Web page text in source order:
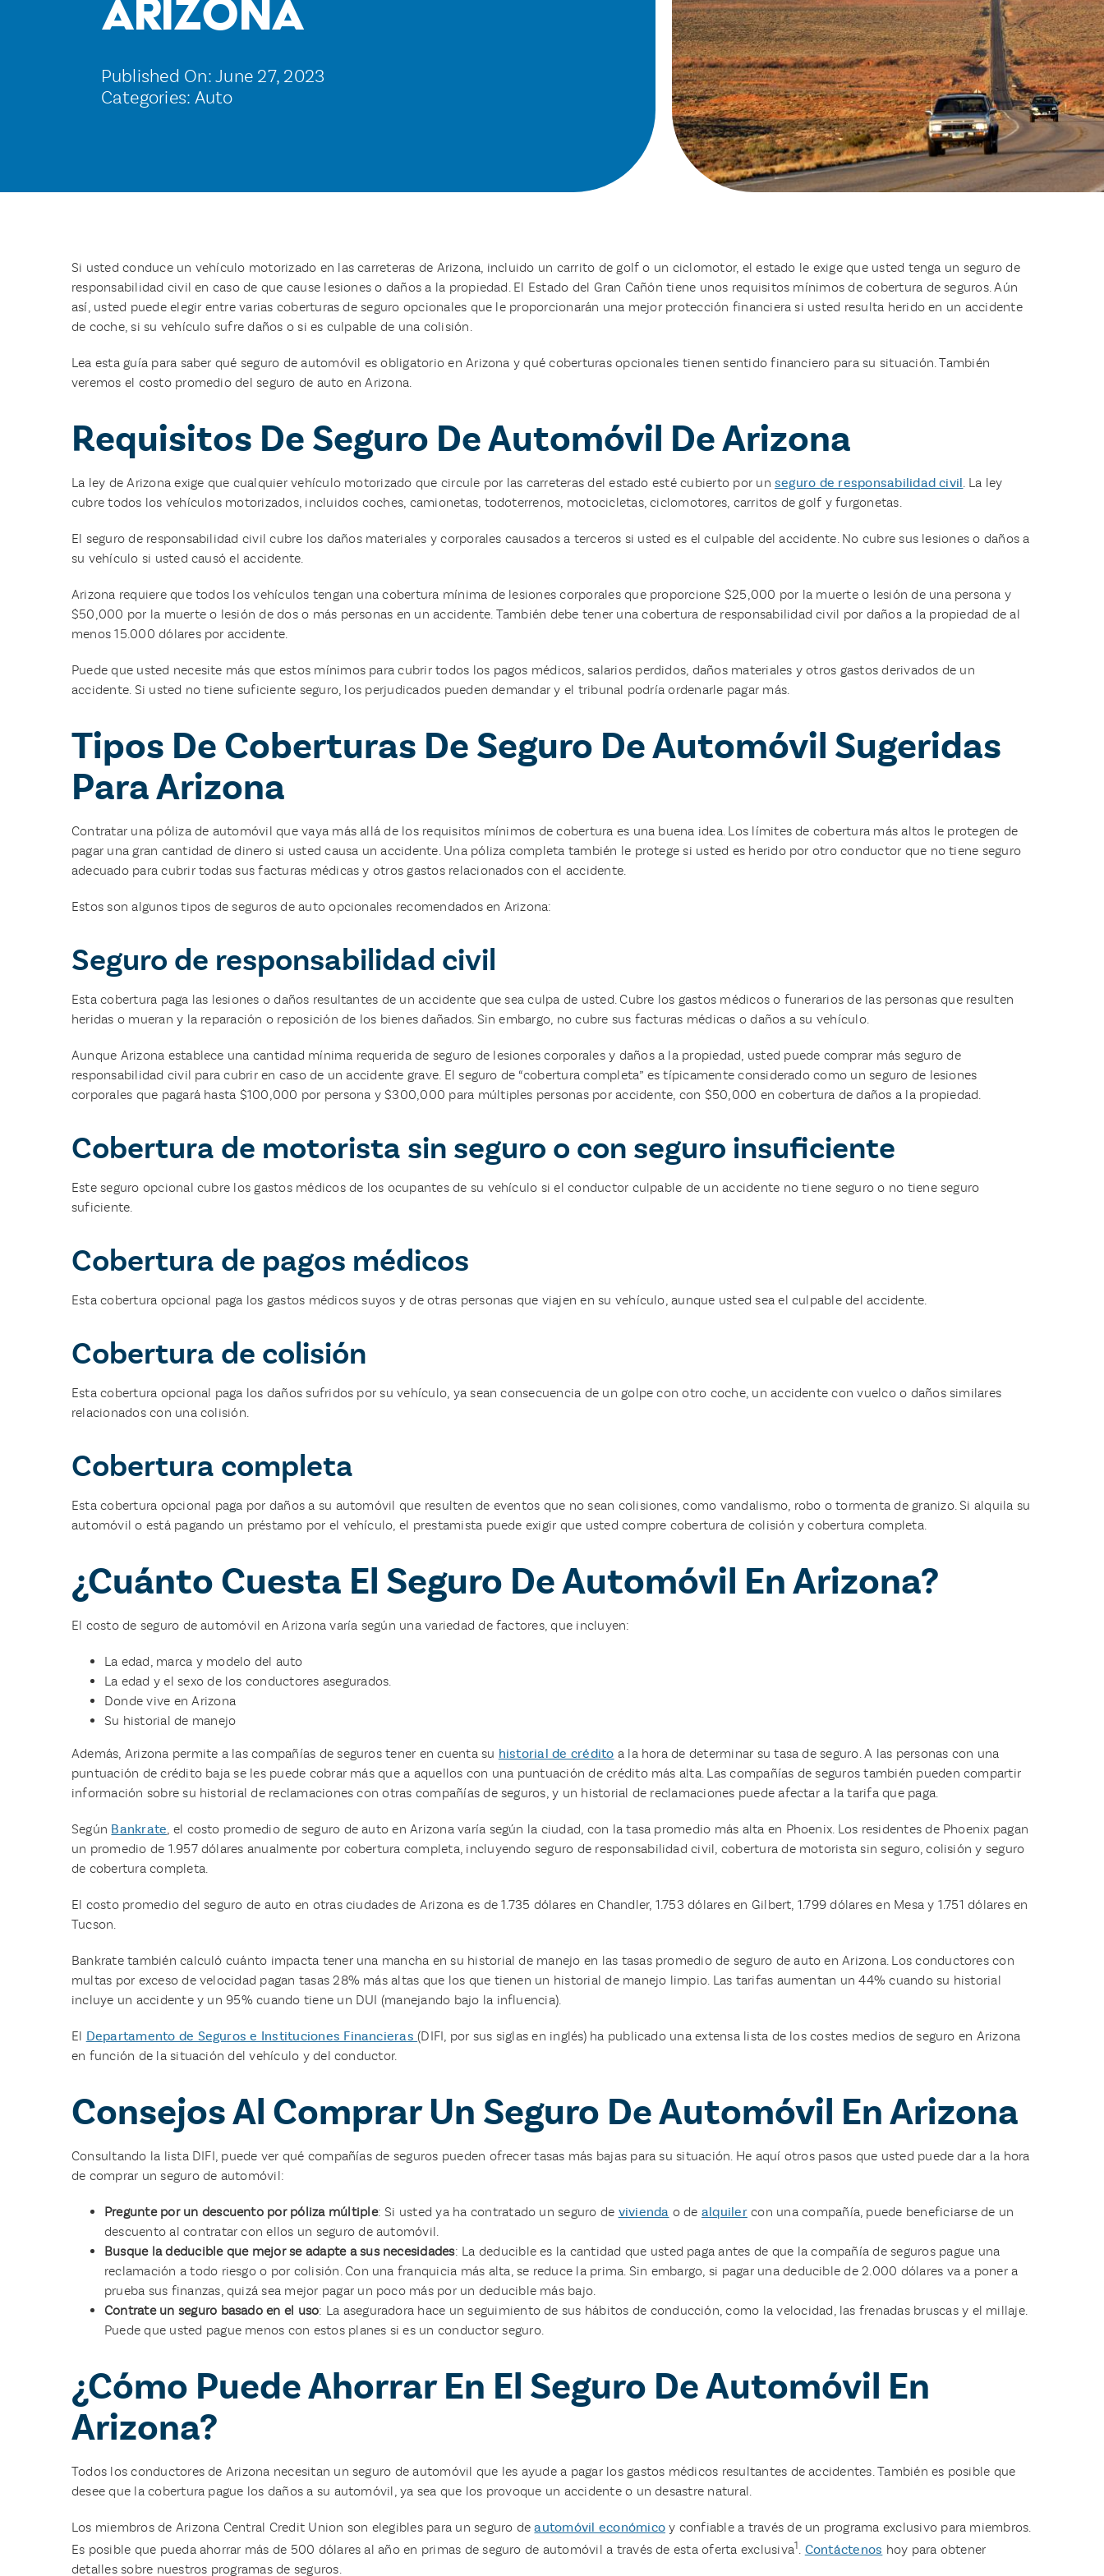
Arizona
Published On: June 27, 2023
Categories: Auto
Si usted conduce un vehículo motorizado en las carreteras de Arizona, incluido un carrito de golf o un ciclomotor, el estado le exige que usted tenga un seguro de
responsabilidad civil en caso de que cause lesiones o daños a la propiedad. El Estado del Gran Cañón tiene unos requisitos mínimos de cobertura de seguros. Aún
así, usted puede elegir entre varias coberturas de seguro opcionales que le proporcionarán una mejor protección financiera si usted resulta herido en un accidente
de coche, si su vehículo sufre daños o si es culpable de una colisión.
Lea esta guía para saber qué seguro de automóvil es obligatorio en Arizona y qué coberturas opcionales tienen sentido financiero para su situación. También
veremos el costo promedio del seguro de auto en Arizona.
Requisitos De Seguro De Automóvil De Arizona
La ley de Arizona exige que cualquier vehículo motorizado que circule por las carreteras del estado esté cubierto por un seguro de responsabilidad civil . La ley
cubre todos los vehículos motorizados, incluidos coches, camionetas, todoterrenos, motocicletas, ciclomotores, carritos de golf y furgonetas.
El seguro de responsabilidad civil cubre los daños materiales y corporales causados a terceros si usted es el culpable del accidente. No cubre sus lesiones o daños a
su vehículo si usted causó el accidente.
Arizona requiere que todos los vehículos tengan una cobertura mínima de lesiones corporales que proporcione $25,000 por la muerte o lesión de una persona y
$50,000 por la muerte o lesión de dos o más personas en un accidente. También debe tener una cobertura de responsabilidad civil por daños a la propiedad de al
menos 15.000 dólares por accidente.
Puede que usted necesite más que estos mínimos para cubrir todos los pagos médicos, salarios perdidos, daños materiales y otros gastos derivados de un
accidente. Si usted no tiene suficiente seguro, los perjudicados pueden demandar y el tribunal podría ordenarle pagar más.
Tipos De Coberturas De Seguro De Automóvil Sugeridas
Para Arizona
Contratar una póliza de automóvil que vaya más allá de los requisitos mínimos de cobertura es una buena idea. Los límites de cobertura más altos le protegen de
pagar una gran cantidad de dinero si usted causa un accidente. Una póliza completa también le protege si usted es herido por otro conductor que no tiene seguro
adecuado para cubrir todas sus facturas médicas y otros gastos relacionados con el accidente.
Estos son algunos tipos de seguros de auto opcionales recomendados en Arizona:
Seguro de responsabilidad civil
Esta cobertura paga las lesiones o daños resultantes de un accidente que sea culpa de usted. Cubre los gastos médicos o funerarios de las personas que resulten
heridas o mueran y la reparación o reposición de los bienes dañados. Sin embargo, no cubre sus facturas médicas o daños a su vehículo.
Aunque Arizona establece una cantidad mínima requerida de seguro de lesiones corporales y daños a la propiedad, usted puede comprar más seguro de
responsabilidad civil para cubrir en caso de un accidente grave. El seguro de “cobertura completa” es típicamente considerado como un seguro de lesiones
corporales que pagará hasta $100,000 por persona y $300,000 para múltiples personas por accidente, con $50,000 en cobertura de daños a la propiedad.
Cobertura de motorista sin seguro o con seguro insuficiente
Este seguro opcional cubre los gastos médicos de los ocupantes de su vehículo si el conductor culpable de un accidente no tiene seguro o no tiene seguro
suficiente.
Cobertura de pagos médicos
Esta cobertura opcional paga los gastos médicos suyos y de otras personas que viajen en su vehículo, aunque usted sea el culpable del accidente.
Cobertura de colisión
Esta cobertura opcional paga los daños sufridos por su vehículo, ya sean consecuencia de un golpe con otro coche, un accidente con vuelco o daños similares
relacionados con una colisión.
Cobertura completa
Esta cobertura opcional paga por daños a su automóvil que resulten de eventos que no sean colisiones, como vandalismo, robo o tormenta de granizo. Si alquila su
automóvil o está pagando un préstamo por el vehículo, el prestamista puede exigir que usted compre cobertura de colisión y cobertura completa.
¿Cuánto Cuesta El Seguro De Automóvil En Arizona?
El costo de seguro de automóvil en Arizona varía según una variedad de factores, que incluyen:
La edad, marca y modelo del auto
La edad y el sexo de los conductores asegurados.
Donde vive en Arizona
Su historial de manejo
Además, Arizona permite a las compañías de seguros tener en cuenta su historial de crédito a la hora de determinar su tasa de seguro. A las personas con una
puntuación de crédito baja se les puede cobrar más que a aquellos con una puntuación de crédito más alta. Las compañías de seguros también pueden compartir
información sobre su historial de reclamaciones con otras compañías de seguros, y un historial de reclamaciones puede afectar a la tarifa que paga.
Según Bankrate , el costo promedio de seguro de auto en Arizona varía según la ciudad, con la tasa promedio más alta en Phoenix. Los residentes de Phoenix pagan
un promedio de 1.957 dólares anualmente por cobertura completa, incluyendo seguro de responsabilidad civil, cobertura de motorista sin seguro, colisión y seguro
de cobertura completa.
El costo promedio del seguro de auto en otras ciudades de Arizona es de 1.735 dólares en Chandler, 1.753 dólares en Gilbert, 1.799 dólares en Mesa y 1.751 dólares en
Tucson.
Bankrate también calculó cuánto impacta tener una mancha en su historial de manejo en las tasas promedio de seguro de auto en Arizona. Los conductores con
multas por exceso de velocidad pagan tasas 28% más altas que los que tienen un historial de manejo limpio. Las tarifas aumentan un 44% cuando su historial
incluye un accidente y un 95% cuando tiene un DUI (manejando bajo la influencia).
El Departamento de Seguros e Instituciones Financieras (DIFI, por sus siglas en inglés) ha publicado una extensa lista de los costes medios de seguro en Arizona
en función de la situación del vehículo y del conductor.
​​Consejos Al Comprar Un Seguro De Automóvil En Arizona
Consultando la lista DIFI, puede ver qué compañías de seguros pueden ofrecer tasas más bajas para su situación. He aquí otros pasos que usted puede dar a la hora
de comprar un seguro de automóvil:
Pregunte por un descuento por póliza múltiple: Si usted ya ha contratado un seguro de vivienda o de alquilercon una compañía, puede beneficiarse de un
descuento al contratar con ellos un seguro de automóvil.
Busque la deducible que mejor se adapte a sus necesidades: La deducible es la cantidad que usted paga antes de que la compañía de seguros pague una
reclamación a todo riesgo o por colisión. Con una franquicia más alta, se reduce la prima. Sin embargo, si pagar una deducible de 2.000 dólares va a poner a
prueba sus finanzas, quizá sea mejor pagar un poco más por un deducible más bajo.
Contrate un seguro basado en el uso: La aseguradora hace un seguimiento de sus hábitos de conducción, como la velocidad, las frenadas bruscas y el millaje.
Puede que usted pague menos con estos planes si es un conductor seguro.
¿Cómo Puede Ahorrar En El Seguro De Automóvil En
Arizona?
Todos los conductores de Arizona necesitan un seguro de automóvil que les ayude a pagar los gastos médicos resultantes de accidentes. También es posible que
desee que la cobertura pague los daños a su automóvil, ya sea que los provoque un accidente o un desastre natural.
Los miembros de Arizona Central Credit Union son elegibles para un seguro deautomóvil económico y confiable a través de un programa exclusivo para miembros.
Es posible que pueda ahorrar más de 500 dólares al año en primas de seguro de automóvil a través de esta oferta exclusiva1. Contáctenos hoy para obtener
detalles sobre nuestros programas de seguros.